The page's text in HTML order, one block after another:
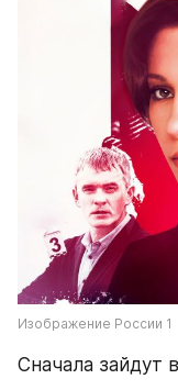
Изображение России 1
Сначала зайдут